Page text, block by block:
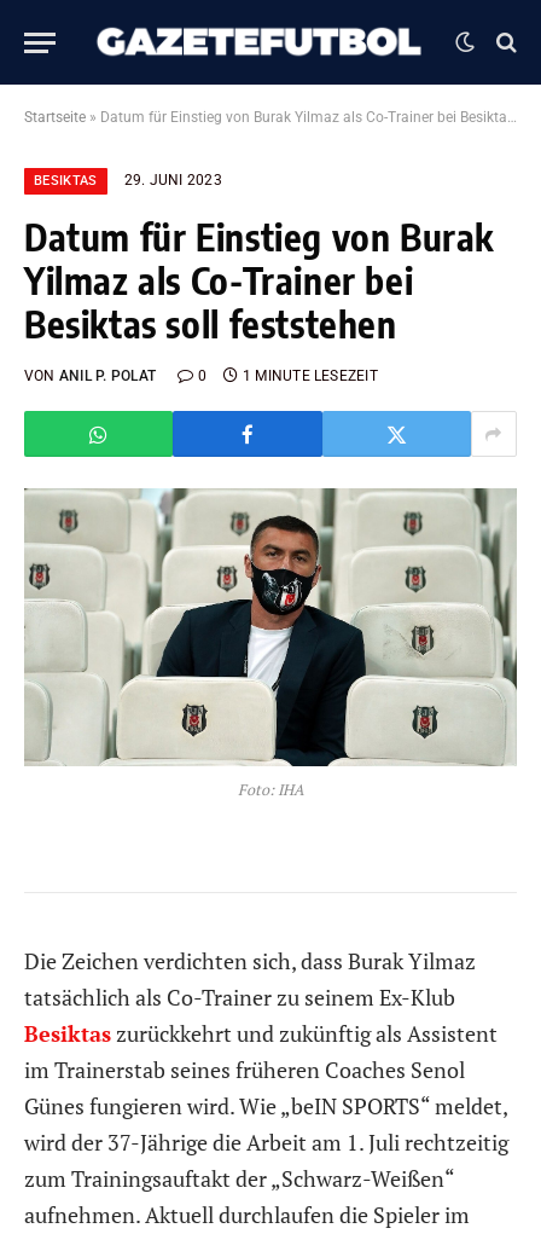
Startseite » Datum für Einstieg von Burak Yilmaz als Co-Trainer bei Besiktas soll feststehen
BESIKTAS 29. JUNI 2023
Datum für Einstieg von Burak
Yilmaz als Co-Trainer bei
Besiktas soll feststehen
VON ANIL P. POLAT 0 1 MINUTE LESEZEIT
Foto: IHA
Die Zeichen verdichten sich, dass Burak Yilmaz
tatsächlich als Co-Trainer zu seinem Ex-Klub
Besiktas zurückkehrt und zukünftig als Assistent
im Trainerstab seines früheren Coaches Senol
Günes fungieren wird. Wie „beIN SPORTS“ meldet,
wird der 37-Jährige die Arbeit am 1. Juli rechtzeitig
zum Trainingsauftakt der „Schwarz-Weißen“
aufnehmen. Aktuell durchlaufen die Spieler im